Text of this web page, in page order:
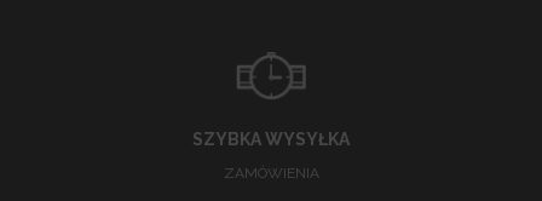
SZYBKA WYSYŁKA
ZAMÓWIENIA